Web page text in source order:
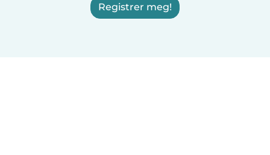
Registrer meg!